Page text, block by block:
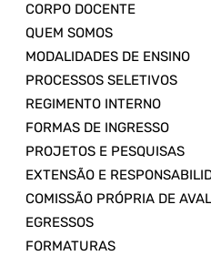
CORPO DOCENTE
QUEM SOMOS
MODALIDADES DE ENSINO
PROCESSOS SELETIVOS
REGIMENTO INTERNO
FORMAS DE INGRESSO
PROJETOS E PESQUISAS
EXTENSÃO E
COMISSÃO PRÓPRIA DE
EGRESSOS
FORMATURAS